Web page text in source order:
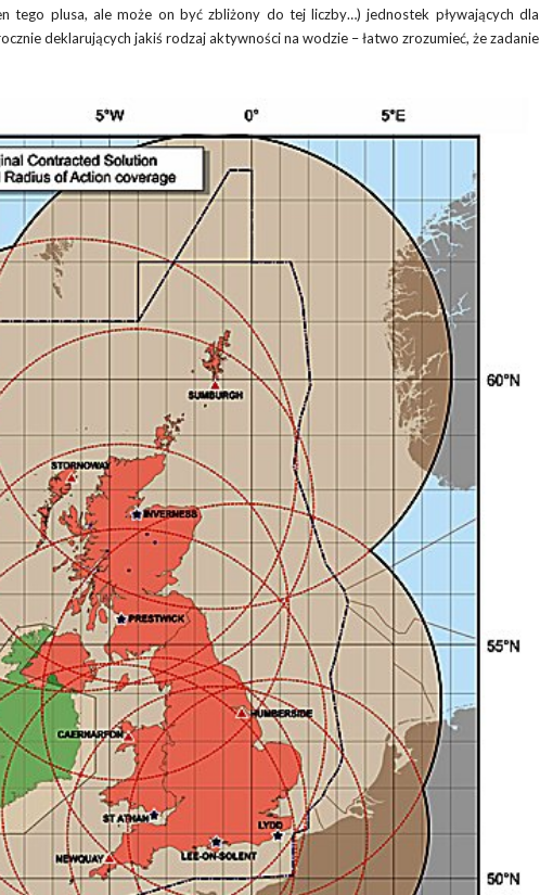
tego plusa, ale może on być zbliżony do tej liczby…) jednostek pływających dla
deklarujących jakiś rodzaj aktywności na wodzie – łatwo zrozumieć, że zadanie